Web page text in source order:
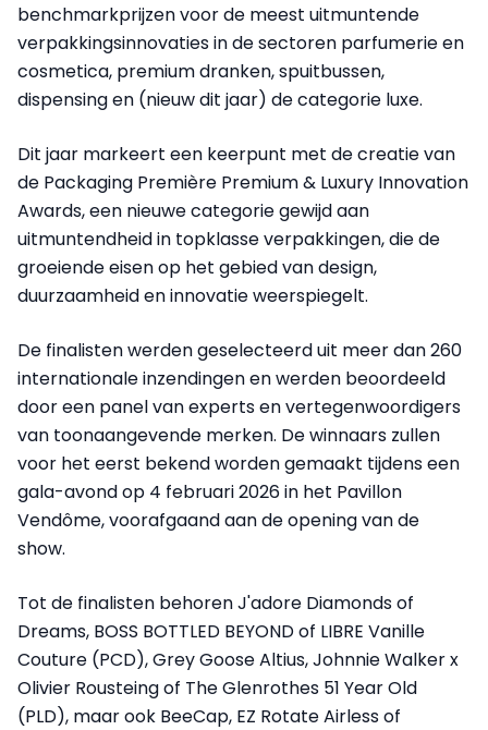
benchmarkprijzen voor de meest uitmuntende
verpakkingsinnovaties in de sectoren parfumerie en
cosmetica, premium dranken, spuitbussen,
dispensing en (nieuw dit jaar) de categorie luxe.
Dit jaar markeert een keerpunt met de creatie van
de Packaging Première Premium & Luxury Innovation
Awards, een nieuwe categorie gewijd aan
uitmuntendheid in topklasse verpakkingen, die de
groeiende eisen op het gebied van design,
duurzaamheid en innovatie weerspiegelt.
De finalisten werden geselecteerd uit meer dan 260
internationale inzendingen en werden beoordeeld
door een panel van experts en vertegenwoordigers
van toonaangevende merken. De winnaars zullen
voor het eerst bekend worden gemaakt tijdens een
gala-avond op 4 februari 2026 in het Pavillon
Vendôme, voorafgaand aan de opening van de
show.
Tot de finalisten behoren J'adore Diamonds of
Dreams, BOSS BOTTLED BEYOND of LIBRE Vanille
Couture (PCD), Grey Goose Altius, Johnnie Walker x
Olivier Rousteing of The Glenrothes 51 Year Old
(PLD), maar ook BeeCap, EZ Rotate Airless of